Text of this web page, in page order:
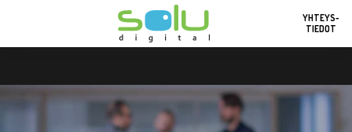
YHTEYS-
TIEDOT